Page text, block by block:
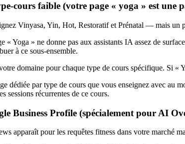
cours faible (votre page « yoga » est une
Vinyasa, Yin, Hot, Restoratif et Prénatal — mais un
« Yoga » ne donne pas aux assistants IA assez de
à ce sous-ensemble.
domaine pour chaque type de cours spécifique. Si
dédiée par type de cours que vous enseignez avec
sessions récurrentes de ce cours.
Business Profile (spécialement pour AI
apparaît pour les requêtes fitness dans votre marché